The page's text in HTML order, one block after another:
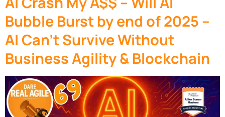
Bubble Burst by end of 2025 –
AI Can’t Survive Without
Business Agility & Blockchain